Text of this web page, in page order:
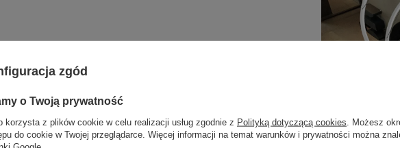
emitują ciepłą barwę światła 3000K
wybór do wnętrz, w których liczy się komfort i relaks –
jak i w eleganckich restauracjach czy kawiarniach.
zgód
o Twoją prywatność
korzysta z plików cookie w celu realizacji usług zgodnie z Polityką dotyczącą cookies . Możesz
do cookie w Twojej przeglądarce. Więcej informacji na temat warunków i prywatności można